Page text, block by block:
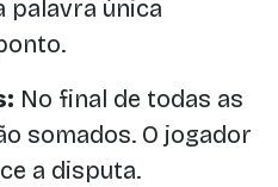
palavra única
No final de todas as
somados. O jogador
a disputa.